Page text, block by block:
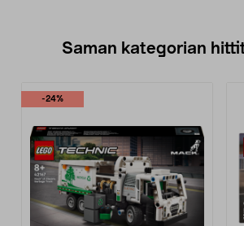
Saman kategorian
-24%